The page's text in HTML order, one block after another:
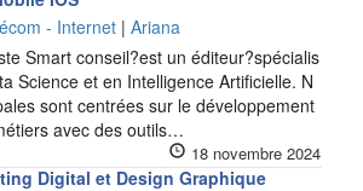
- Internet | Ariana
Smart conseil?est un éditeur?spécialis
Science et en Intelligence Artificielle. N
sont centrées sur le développement
avec des outils…
18 novembre 2024
Digital et Design Graphique